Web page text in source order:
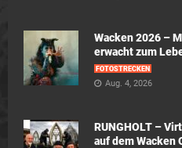
Wacken 2026 –
erwacht zum
FOTOSTRECKEN
Aug. 4, 2026
RUNGHOLT –
auf dem Wacken